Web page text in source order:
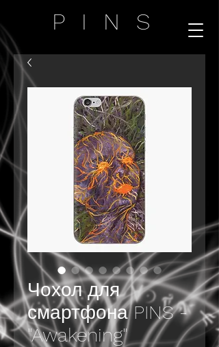
PINS
Чохол для
смартфона PINS -
"Awakening"